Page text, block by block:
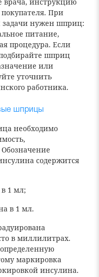
При
задачи нужен шприц:
питание,
процедура. Если
шприц
или
уточнить
работника.
шприцы
необходимо
содержится
1 мл;
в 1 мл.
в миллилитрах.
маркировка
инсулина.